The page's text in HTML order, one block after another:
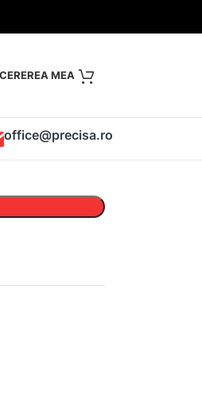
office@precisa.ro